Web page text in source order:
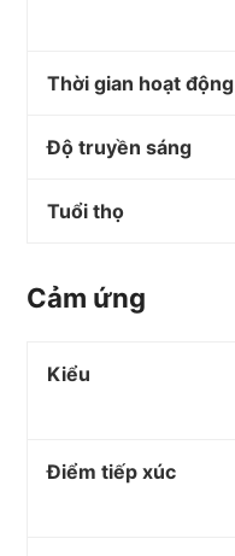
Thời gian hoạt động
Độ truyền sáng
Tuổi thọ
Cảm ứng
Kiểu
Điểm tiếp xúc